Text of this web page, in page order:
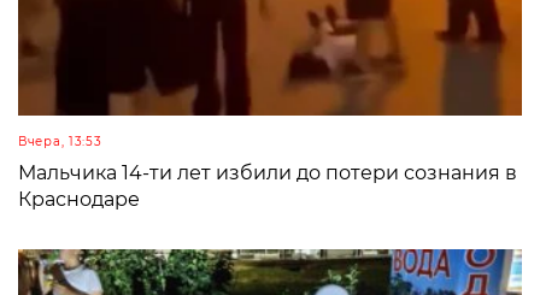
Вчера, 13:53
Мальчика 14-ти лет избили до потери сознания в
Краснодаре